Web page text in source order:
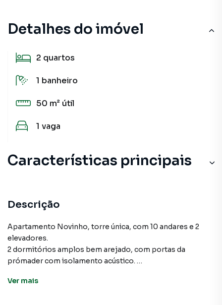
Detalhes do imóvel
2 quartos
1 banheiro
50 m² útil
1 vaga
Características principais
Descrição
Apartamento Novinho, torre única, com 10 andares e 2
elevadores.
2 dormitórios amplos bem arejado, com portas da
prómader com isolamento acústico.
de gás para fazer uma ilha e lavanderia comporta
Ver mais